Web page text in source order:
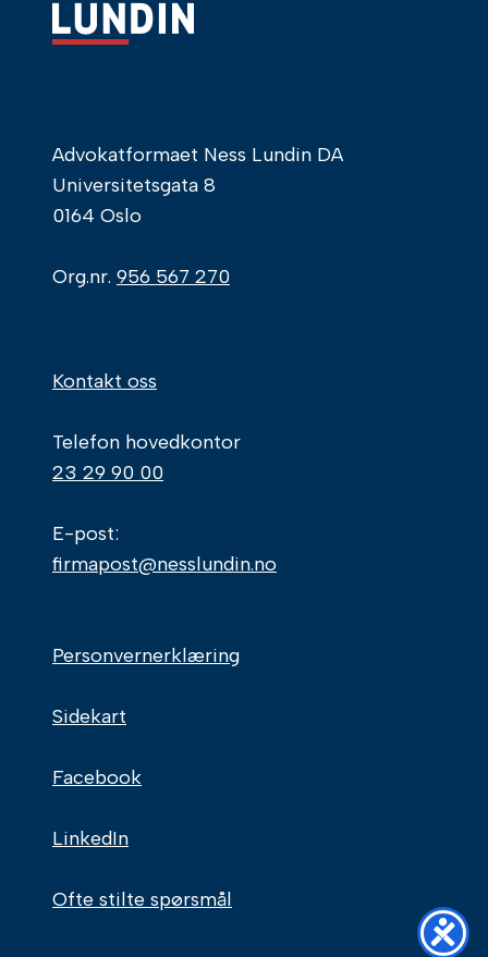
Advokatformaet Ness Lundin DA
Universitetsgata 8
0164 Oslo
Org.nr. 956 567 270
Kontakt oss
Telefon hovedkontor
23 29 90 00
E-post:
firmapost@nesslundin.no
Personvernerklæring
Sidekart
Facebook
LinkedIn
Ofte stilte spørsmål